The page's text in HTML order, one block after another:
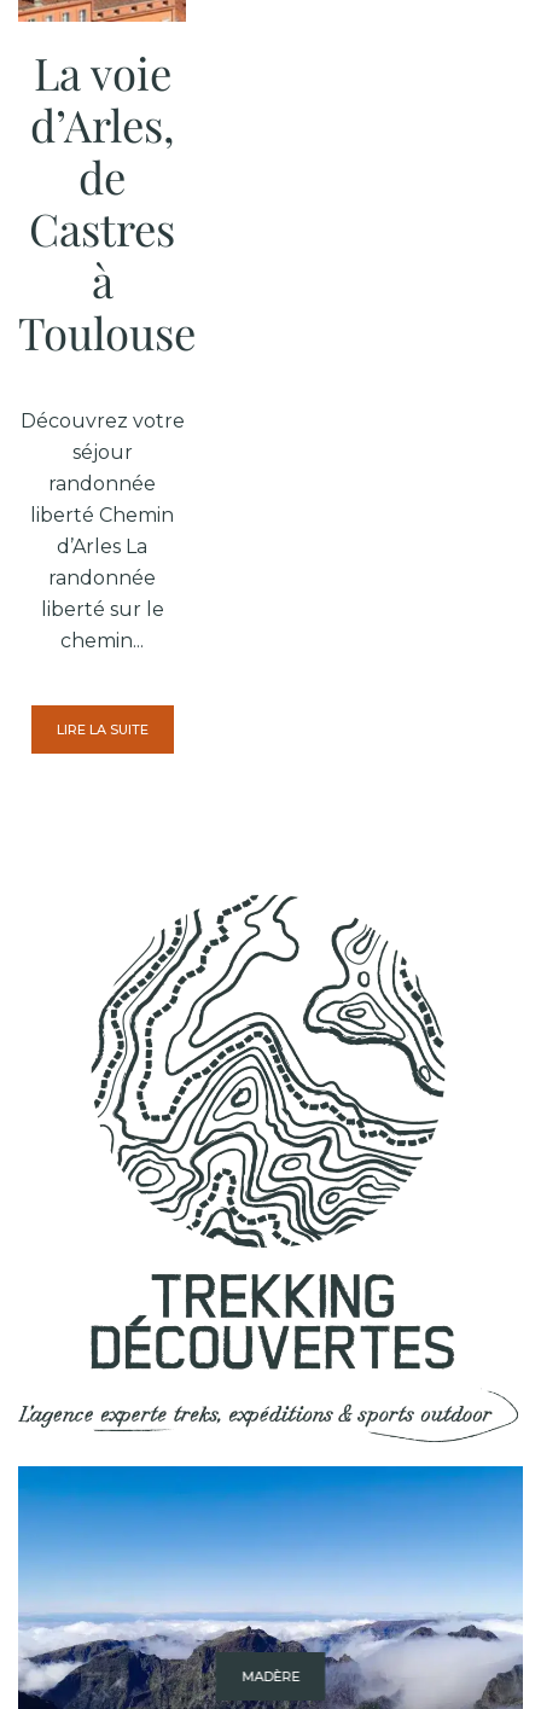
La voie
d’Arles,
de
Castres
à
Toulouse
Découvrez votre
séjour
randonnée
liberté Chemin
d’Arles La
randonnée
liberté sur le
chemin...
LIRE LA SUITE
MADÈRE